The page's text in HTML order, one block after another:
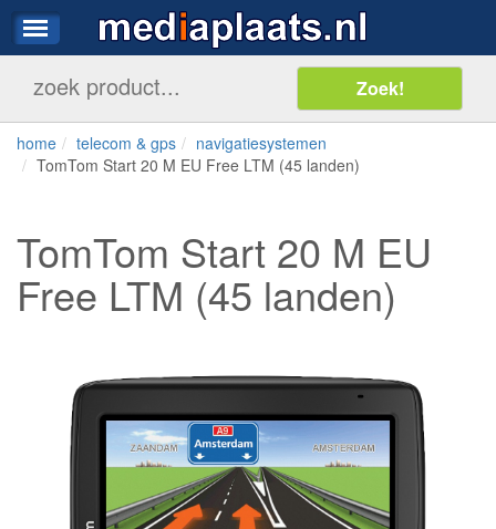
home telecom & gps
navigatiesystemen
TomTom Start 20 M EU Free LTM (45 landen)
TomTom Start 20 M EU
Free LTM (45 landen)